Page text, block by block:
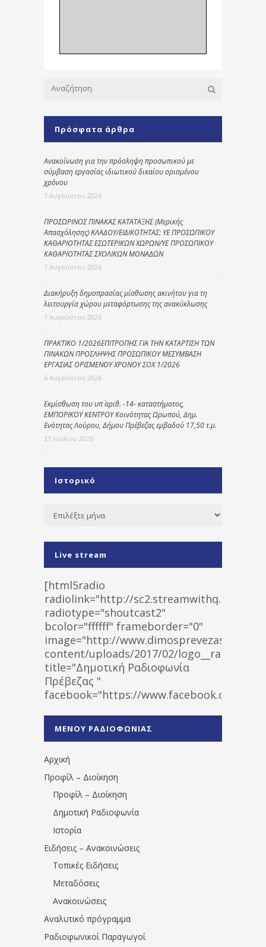
Πρόσφατα άρθρα
Ανακοίνωση για την πρόσληψη προσωπικού με
σύμβαση εργασίας ιδιωτικού δικαίου ορισμένου
χρόνου
7 Αυγούστου 2026
ΠΡΟΣΩΡΙΝΟΣ ΠΙΝΑΚΑΣ ΚΑΤΑΤΑΞΗΣ (Μερικής
Απασχόλησης) ΚΛΑΔΟΥ/ΕΙΔΙΚΟΤΗΤΑΣ: ΥΕ ΠΡΟΣΩΠΙΚΟΥ
ΚΑΘΑΡΙΟΤΗΤΑΣ ΕΣΩΤΕΡΙΚΩΝ ΧΩΡΩΝ/ΥΕ ΠΡΟΣΩΠΙΚΟΥ
ΚΑΘΑΡΙΟΤΗΤΑΣ ΣΧΟΛΙΚΩΝ ΜΟΝΑΔΩΝ
7 Αυγούστου 2026
Διακήρυξη δημοπρασίας μίσθωσης ακινήτου για τη
λειτουργία χώρου μεταφόρτωσης της ανακύκλωσης
7 Αυγούστου 2026
ΠΡΑΚΤΙΚΟ 1/2026ΕΠΙΤΡΟΠΗΣ ΓΙΑ ΤΗΝ ΚΑΤΑΡΤΙΣΗ ΤΩΝ
ΠΙΝΑΚΩΝ ΠΡΟΣΛΗΨΗΣ ΠΡΟΣΩΠΙΚΟΥ ΜΕΣΥΜΒΑΣΗ
ΕΡΓΑΣΙΑΣ ΟΡΙΣΜΕΝΟΥ ΧΡΟΝΟΥ ΣΟΧ 1/2026
6 Αυγούστου 2026
Εκμίσθωση του υπ΄ αριθ. -14- καταστήματος,
ΕΜΠΟΡΙΚΟΥ ΚΕΝΤΡΟΥ Κοινότητας Ωρωπού, Δημ.
Ενότητας Λούρου, Δήμου Πρέβεζας εμβαδού 17,50 τ.μ.
31 Ιουλίου 2026
Ιστορικό
Ιστορικό
Live stream
[html5radio
radiolink="http://
radiotype="shoutcast2"
bcolor="ffffff" frameborder="0"
image="http://www.dimosprevezas.gr/wp-
content/uploads/2017/02/
title="Δημοτική Ραδιοφωνία
Πρέβεζας "
facebook="https://www.facebook.com/
1531194763766854/" artist="" ]
ΜΕΝΟΥ ΡΑΔΙΟΦΩΝΙΑΣ
Αρχική
Προφίλ – Διοίκηση
Προφίλ – Διοίκηση
Δημοτική Ραδιοφωνία
Ιστορία
Ειδήσεις – Ανακοινώσεις
Τοπικές Ειδήσεις
Μεταδόσεις
Ανακοινώσεις
Αναλυτικό πρόγραμμα
Ραδιοφωνικοί Παραγωγοί